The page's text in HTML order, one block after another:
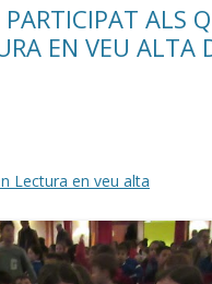
ALS
EN VEU ALTA
Lectura en veu alta